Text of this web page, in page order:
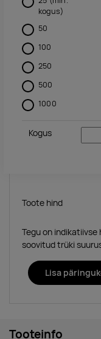
kogus)
50
100
250
500
1000
Kogus
Toote hind
Tegu on
soovitud trüki
Lisa
Tooteinfo